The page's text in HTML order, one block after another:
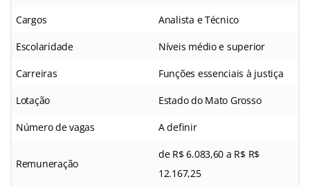
Cargos Analista e Técnico
Escolaridade Níveis médio e superior
Carreiras Funções essenciais à justiça
Lotação Estado do Mato Grosso
Número de vagas A definir
Remuneração
de R$ 6.083,60 a R$ R$
12.167,25